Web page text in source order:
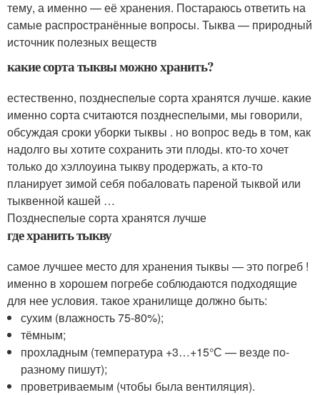
тему, а именно — её хранения. Постараюсь ответить на
самые распространённые вопросы. Тыква — природный
источник полезных веществ
какие сорта тыквы можно хранить?
естественно, позднеспелые сорта хранятся лучше. какие
именно сорта считаются позднеспелыми, мы говорили,
обсуждая сроки уборки тыквы . но вопрос ведь в том, как
надолго вы хотите сохранить эти плоды. кто-то хочет
только до хэллоуина тыкву продержать, а кто-то
планирует зимой себя побаловать пареной тыквой или
тыквенной кашей …
Позднеспелые сорта хранятся лучше
где хранить тыкву
самое лучшее место для хранения тыквы — это погреб !
именно в хорошем погребе соблюдаются подходящие
для нее условия. такое хранилище должно быть:
сухим (влажность 75-80%);
тёмным;
прохладным (температура +3…+15°С — везде по-
разному пишут);
проветриваемым (чтобы была вентиляция).